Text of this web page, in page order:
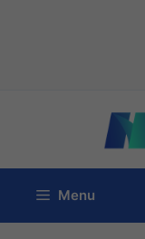
contenuto
Menu